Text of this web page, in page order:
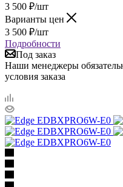
3 500 ₽/шт
Варианты цен
3 500 ₽/шт
Подробности
Под заказ
Наши менеджеры
условия заказа